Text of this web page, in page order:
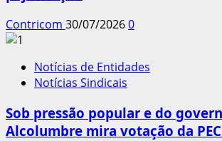
Contricom 30/07/20260
Notícias de Entidades
Notícias Sindicais
Sob pressão popular e do
Alcolumbre mira votação da